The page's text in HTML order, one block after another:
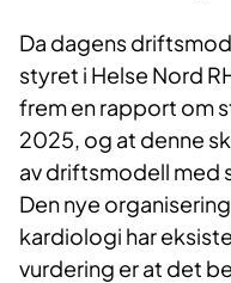
Da dagens
styret i Helse Nord
frem en rapport om
2025, og at denne
av driftsmodell med
Den nye
kardiologi har
vurdering er at det